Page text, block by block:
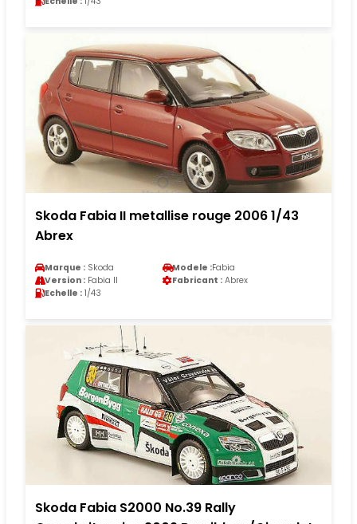
Skoda Fabia II metallise rouge 2006 1/43
Abrex
Marque : Skoda Modele :Fabia
Version : Fabia II Fabricant : Abrex
Echelle : 1/43
Skoda Fabia S2000 No.39 Rally